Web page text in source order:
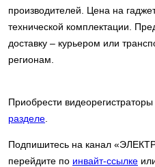
производителей. Цена на
технической комплектации.
доставку – курьером или
регионам.
Приобрести
разделе
Подпишитесь на канал
перейдите по инвайт-ссылке